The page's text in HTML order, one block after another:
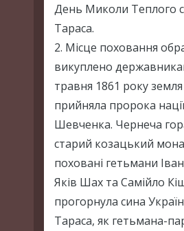
День Миколи Теплого
Тараса.
2. Місце поховання
викуплено
травня 1861 року
прийняла пророка
Шевченка. Чернеча
старий козацький
поховані гетьмани
Яків Шах та Самійло
прогорнула сина
Тараса, як гетьмана-